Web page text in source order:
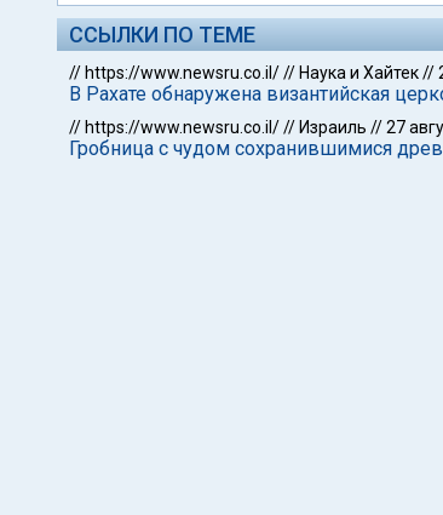
ССЫЛКИ ПО ТЕМЕ
// https://www.newsru.co.il/// Наука и Хайтек//
В Рахате обнаружена византийская
// https://www.newsru.co.il/// Израиль //27
Гробница с чудом сохранившимися